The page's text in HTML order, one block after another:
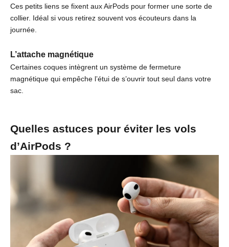
Ces petits liens se fixent aux AirPods pour former une sorte de
collier. Idéal si vous retirez souvent vos écouteurs dans la
journée.
L’attache magnétique
Certaines coques intègrent un système de fermeture
magnétique qui empêche l’étui de s’ouvrir tout seul dans votre
sac.
Quelles astuces pour éviter les vols
d’AirPods ?